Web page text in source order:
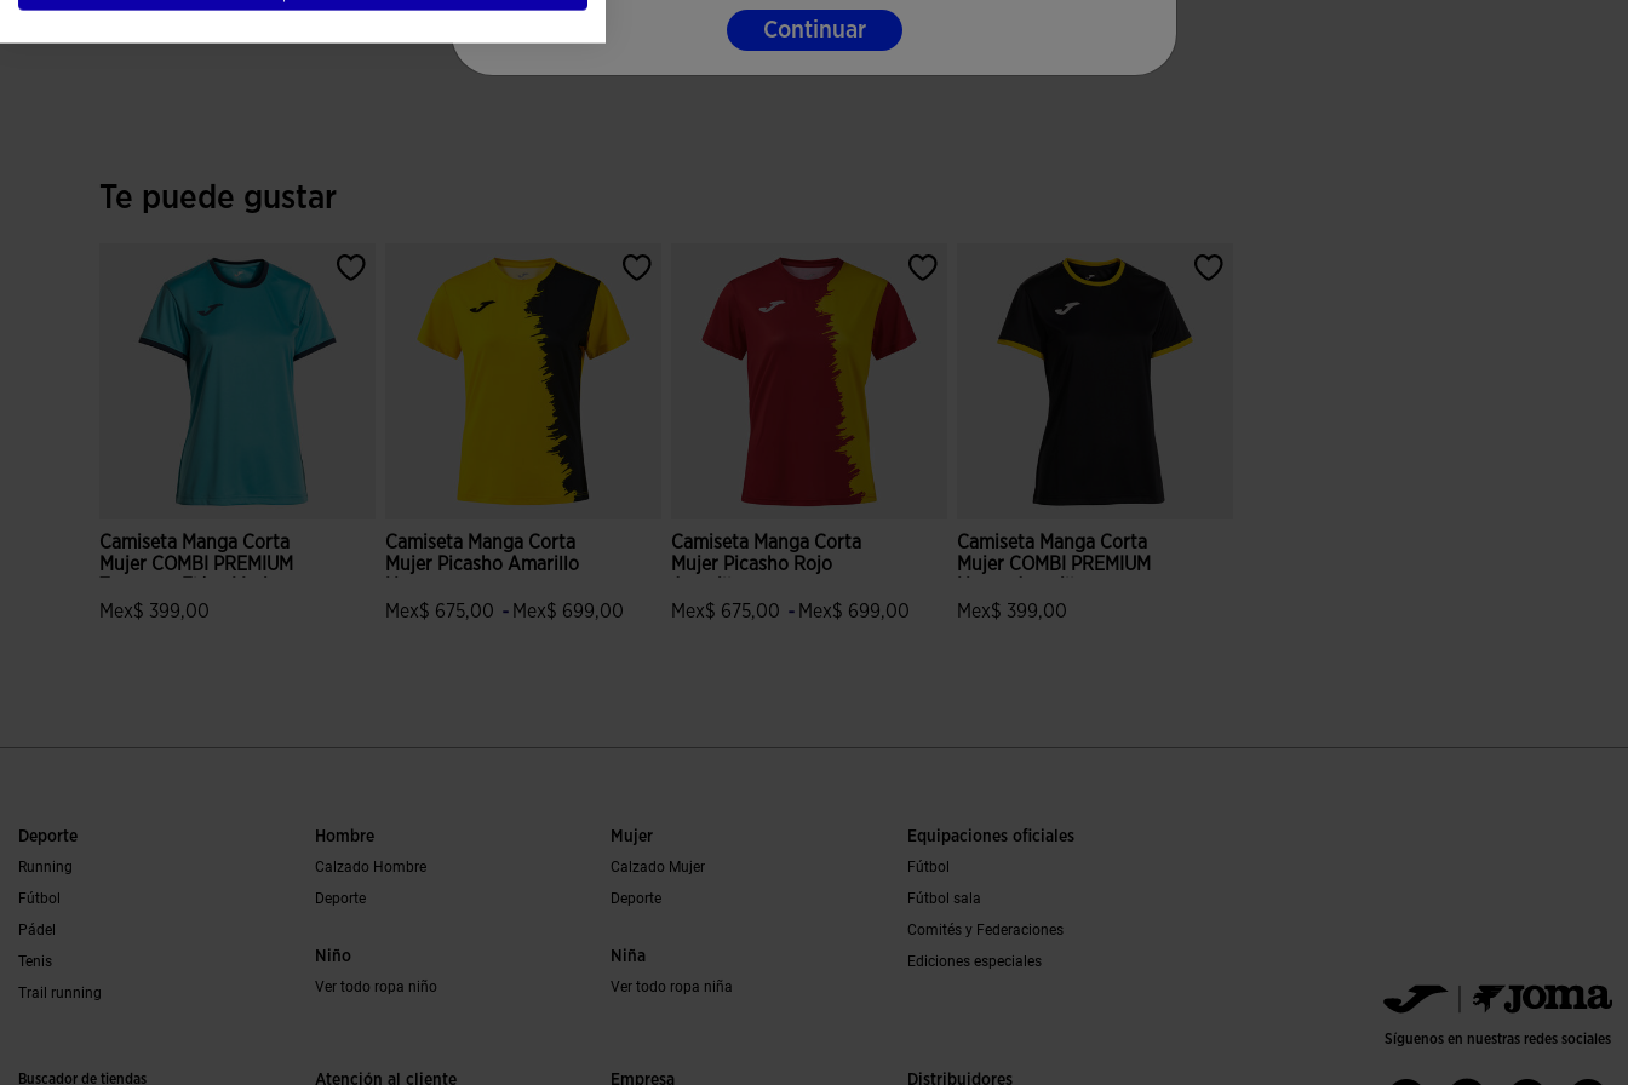
100% Poliéster
Te puede gustar
Camiseta Manga Corta
Mujer COMBI PREMIUM
Mex$ 399,00
Camiseta Manga Corta
Mujer Picasho Amarillo
Mex$ 675,00 - Mex$ 699,00
Camiseta Manga Corta
Mujer Picasho Rojo
Mex$ 675,00 - Mex$ 699,00
Camiseta Manga Corta
Mujer COMBI PREMIUM
Mex$ 399,00
Deporte
Running
Fútbol
Pádel
Tenis
Trail running
Hombre
Calzado Hombre
Deporte
Niño
Ver todo ropa niño
Mujer
Calzado Mujer
Deporte
Niña
Ver todo ropa niña
Equipaciones oficiales
Fútbol
Fútbol sala
Comités y Federaciones
Ediciones especiales
Buscador de tiendas Atención al cliente Empresa Distribuidores
Síguenos en nuestras redes sociales
Continuar